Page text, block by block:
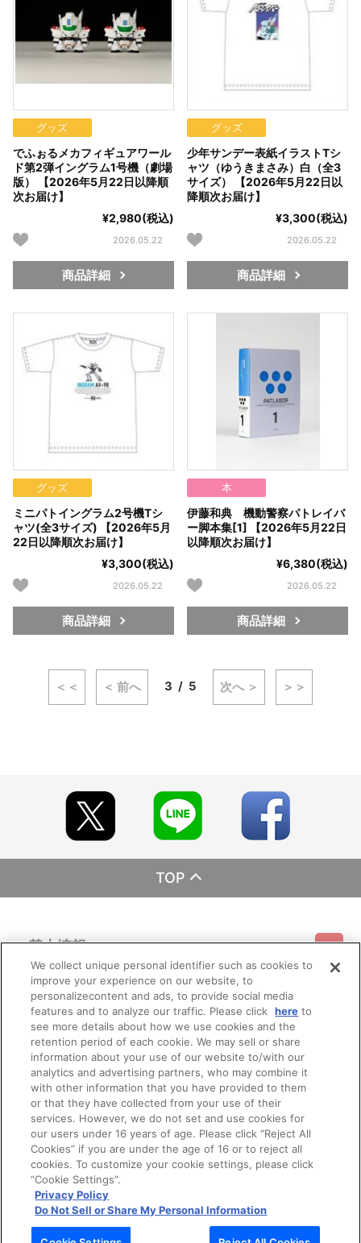
グッズ
でふぉるメカフィギュアワール
ド第2弾イングラム1号機（劇場
版） 【2026年5月22日以降順
次お届け】
¥2,980(税込)
2026.05.22
商品詳細
グッズ
少年サンデー表紙イラストTシ
ャツ（ゆうきまさみ）白（全3
サイズ） 【2026年5月22日以
降順次お届け】
¥3,300(税込)
2026.05.22
商品詳細
グッズ
ミニパトイングラム2号機Tシ
ャツ(全3サイズ) 【2026年5月
22日以降順次お届け】
¥3,300(税込)
2026.05.22
商品詳細
本
伊藤和典 機動警察パトレイバ
ー脚本集[1] 【2026年5月22日
以降順次お届け】
¥6,380(税込)
2026.05.22
商品詳細
＜＜ ＜ 前へ 3 5 次へ ＞ ＞＞
TOP
基本情報
利用規約 特定商取引法に基づく表示 プライバシーポリシー
プライバシーオプション 会社概要
ご利用情報
ご利用ガイド サイトマップ お問い合わせ
Do Not Sell or Share My Personal Information
会員メニュー
ログイン 会員規約 新規会員登録
その他のご案内
公式X バンダイナムコフィルムワークス
© Bandai Namco Filmworks Inc. All Rights Reserved.
We collect unique personal identifier such as cookies to
improve your experience on our website, to
personalizecontent and ads, to provide social media
features and to analyze our traffic. Please click here to
see more details about how we use cookies and the
retention period of each cookie. We may sell or share
information about your use of our website to/with our
analytics and advertising partners, who may combine it
with other information that you have provided to them
or that they have collected from your use of their
services. However, we do not set and use cookies for
our users under 16 years of age. Please click “Reject All
Cookies” if you are under the age of 16 or to reject all
cookies. To customize your cookie settings, please click
“Cookie Settings”.
Privacy Policy
Do Not Sell or Share My Personal Information